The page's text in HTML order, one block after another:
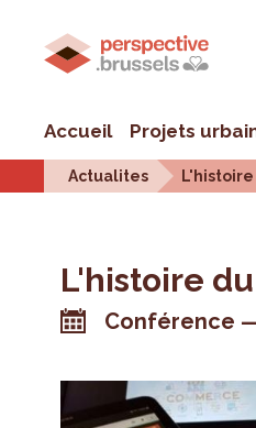
Accueil Projets
Actualites
L'histoire
Conférence